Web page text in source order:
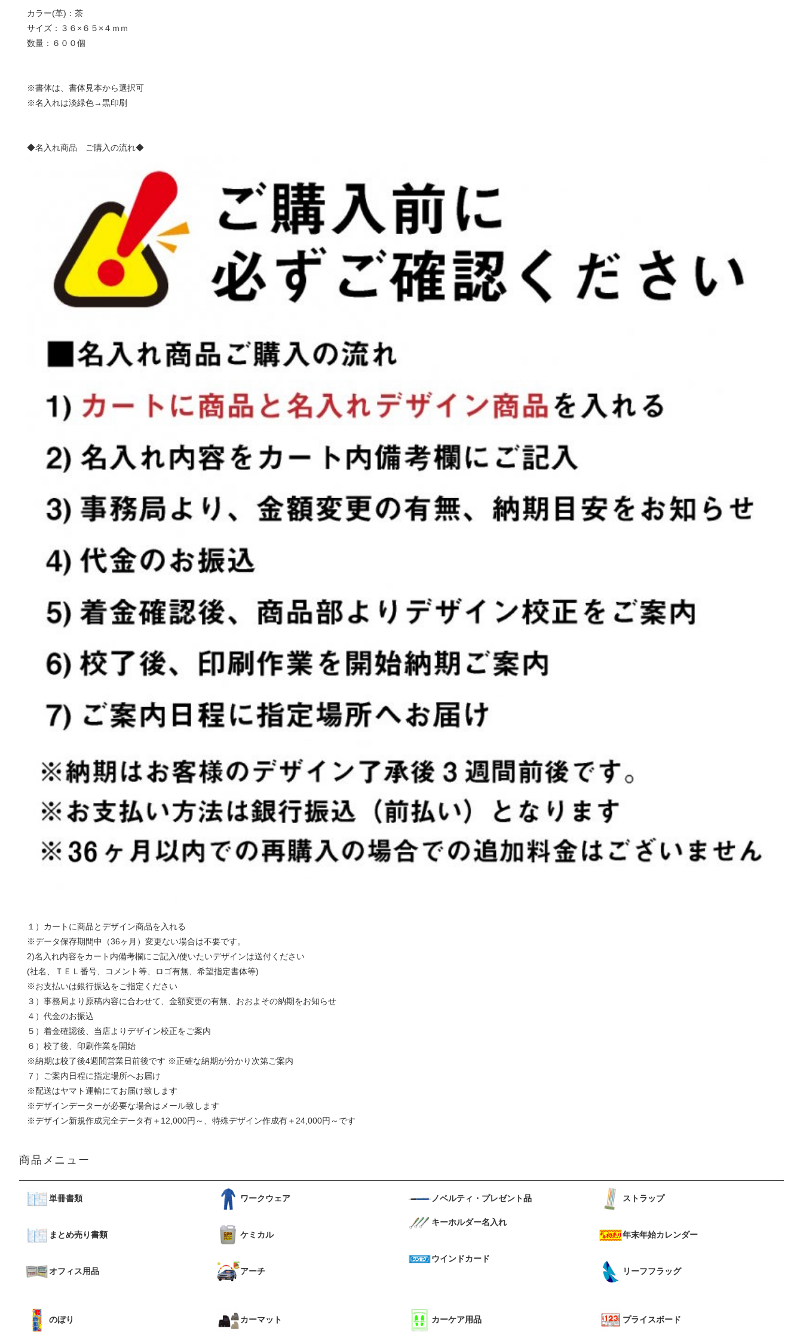
カラー(革)：茶
サイズ：３６×６５×４ｍｍ
数量：６００個
※書体は、書体見本から選択可
※名入れは淡緑色→黒印刷
◆名入れ商品 ご購入の流れ◆
１）カートに商品とデザイン商品を入れる
※データ保存期間中（36ヶ月）変更ない場合は不要です。
2)名入れ内容をカート内備考欄にご記入/使いたいデザインは送付ください
(社名、ＴＥＬ番号、コメント等、ロゴ有無、希望指定書体等)
※お支払いは銀行振込をご指定ください
３）事務局より原稿内容に合わせて、金額変更の有無、おおよその納期をお知らせ
４）代金のお振込
５）着金確認後、当店よりデザイン校正をご案内
６）校了後、印刷作業を開始
※納期は校了後4週間営業日前後です ※正確な納期が分かり次第ご案内
７）ご案内日程に指定場所へお届け
※配送はヤマト運輸にてお届け致します
※デザインデーターが必要な場合はメール致します
※デザイン新規作成完全データ有＋12,000円～、特殊デザイン作成有＋24,000円～です
商品メニュー
単冊書類
まとめ売り書類
オフィス用品
ワークウェア
ケミカル
アーチ
ノベルティ・プレゼント品
キーホルダー名入れ
ウインドカード
ストラップ
年末年始カレンダー
リーフフラッグ
のぼり カーマット カーケア用品 プライスボード